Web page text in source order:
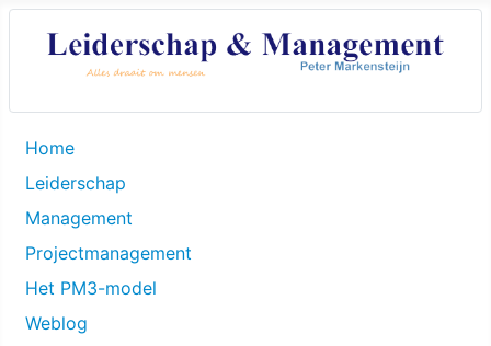
Home
Leiderschap
Management
Projectmanagement
Het PM3-model
Weblog